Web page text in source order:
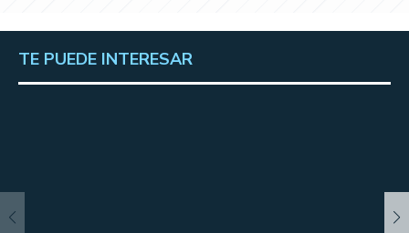
TE PUEDE INTERESAR